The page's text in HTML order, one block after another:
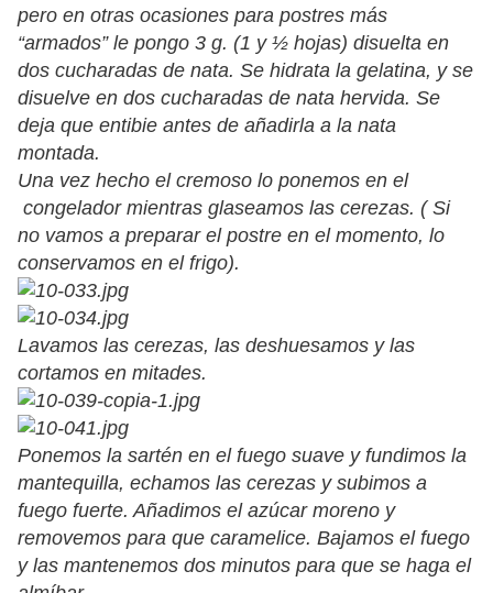
pero en otras ocasiones para postres más
“armados” le pongo 3 g. (1 y ½ hojas) disuelta en
dos cucharadas de nata. Se hidrata la gelatina, y se
disuelve en dos cucharadas de nata hervida. Se
deja que entibie antes de añadirla a la nata
montada.
Una vez hecho el cremoso lo ponemos en el
congelador mientras glaseamos las cerezas. ( Si
no vamos a preparar el postre en el momento, lo
conservamos en el frigo).
Lavamos las cerezas, las deshuesamos y las
cortamos en mitades.
Ponemos la sartén en el fuego suave y fundimos la
mantequilla, echamos las cerezas y subimos a
fuego fuerte. Añadimos el azúcar moreno y
removemos para que caramelice. Bajamos el fuego
y las mantenemos dos minutos para que se haga el